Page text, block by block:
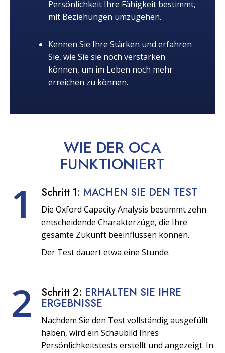
Persönlichkeit Ihre Fähigkeit bestimmt,
mit Beziehungen umzugehen.
Kennen Sie Ihre Stärken und erfahren
Sie, wie Sie sie noch verstärken
können, um im Leben noch mehr
erreichen zu können.
WIE DER OCA
FUNKTIONIERT
1 Schritt 1: MACHEN SIE DEN TEST
Die Oxford Capacity Analysis bestimmt zehn
entscheidende Charakterzüge, die Ihre
gesamte Zukunft beeinflussen können.
Der Test dauert etwa eine Stunde.
2 Schritt 2: ERHALTEN SIE IHRE
ERGEBNISSE
Nachdem Sie den Test vollständig ausgefüllt
haben, wird ein Schaubild Ihres
Persönlichkeitstests erstellt und angezeigt. In